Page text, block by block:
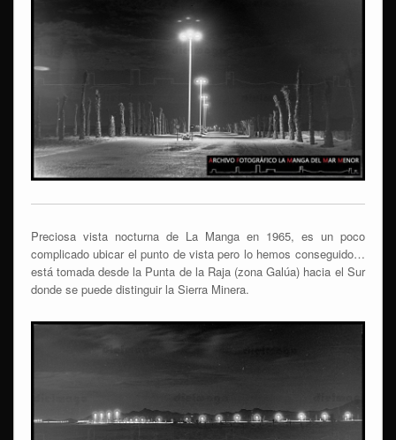
Preciosa vista nocturna de La Manga en 1965, es un poco
complicado ubicar el punto de vista pero lo hemos conseguido…
está tomada desde la Punta de la Raja (zona Galúa) hacia el Sur
donde se puede distinguir la Sierra Minera.